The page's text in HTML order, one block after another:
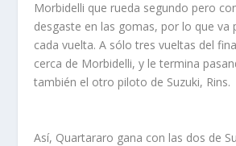
Morbidelli que rueda segundo pero
desgaste en las gomas, por lo que va
cada vuelta. A sólo tres vueltas del
cerca de Morbidelli, y le termina
también el otro piloto de Suzuki, Rins.
Así, Quartararo gana con las dos de